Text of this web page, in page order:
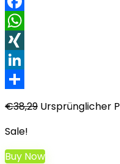
Facebook
WhatsApp
XING
LinkedIn
€38,29 Ursprünglicher
Sale!
Buy Now